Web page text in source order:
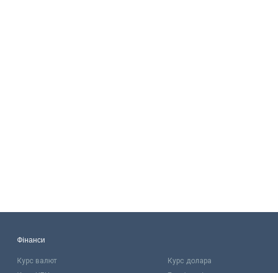
Фінанси
Курс валют Курс долара